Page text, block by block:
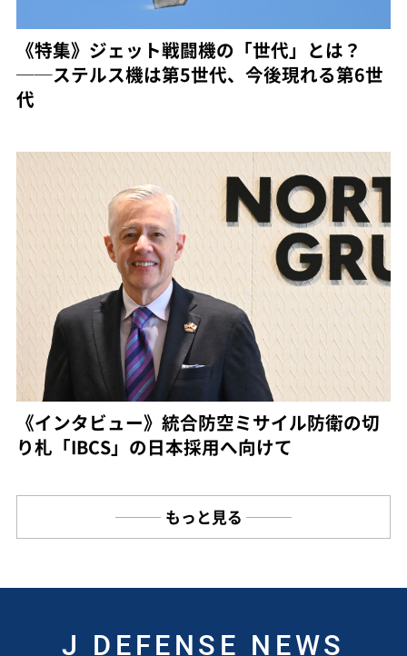
《特集》ジェット戦闘機の「世代」とは？
──ステルス機は第5世代、今後現れる第6世
代
《インタビュー》統合防空ミサイル防衛の切
り札「IBCS」の日本採用へ向けて
もっと見る
J DEFENSE NEWS